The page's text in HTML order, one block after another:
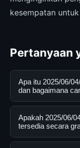
kesempatan
Pertanyaan
Apa itu 2025/06/
dan bagaimana
2025/06/04/
layanan digital
pengguna
Apakah 2025/06/
tersedia secara